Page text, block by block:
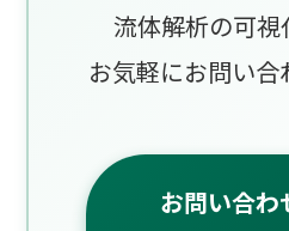
流体解析の可視
お気軽にお問い合
お問い合わ